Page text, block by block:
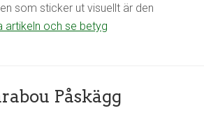
som sticker ut visuellt är den
artikeln och se betyg
Påskägg